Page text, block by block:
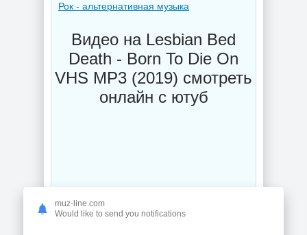
Рок - альтернативная музыка
Видео на Lesbian Bed
Death - Born To Die On
VHS MP3 (2019) смотреть
онлайн с ютуб
muz-line.com
Would like to send you notifications